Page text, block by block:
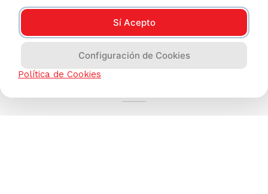
Sí Acepto
Configuración de Cookies
Política de Cookies